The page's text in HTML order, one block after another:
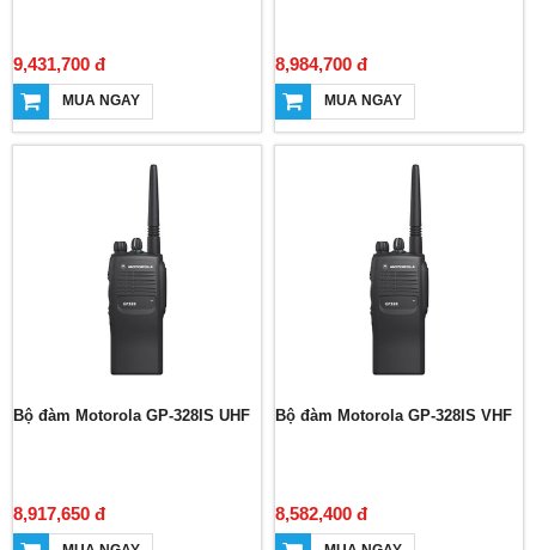
9,431,700 đ
MUA NGAY
8,984,700 đ
MUA NGAY
Bộ đàm Motorola GP-328IS UHF
8,917,650 đ
Bộ đàm Motorola GP-328IS VHF
8,582,400 đ